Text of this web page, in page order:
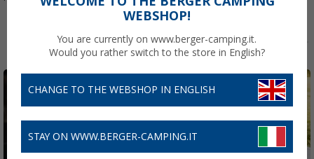
WEBSHOP!
You are currently on www.berger-camping.it.
Would you rather switch to the store in English?
CHANGE TO THE WEBSHOP IN ENGLISH
STAY ON WWW.BERGER-CAMPING.IT